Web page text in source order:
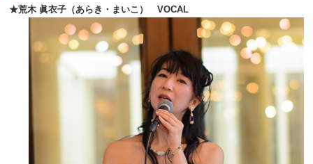
★荒木 眞衣子（あらき・まいこ） VOCAL